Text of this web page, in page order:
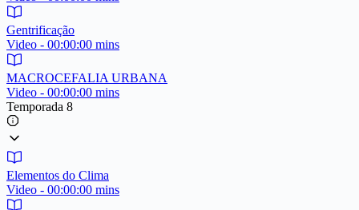
Gentrificação
Video - 00:00:00 mins
MACROCEFALIA URBANA
Video - 00:00:00 mins
Temporada 8
Elementos do Clima
Video - 00:00:00 mins